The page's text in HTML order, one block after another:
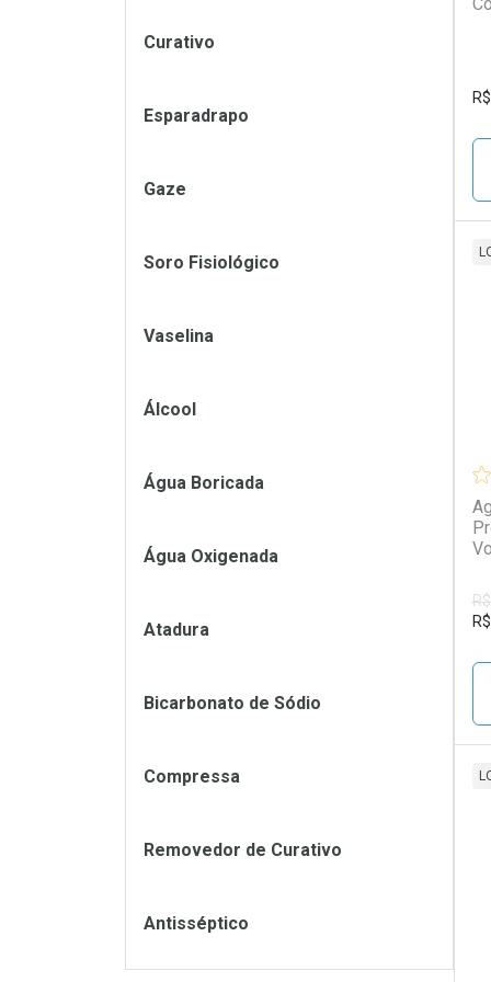
R$
R$
Filtros
Curativo
Esparadrapo
Gaze
Soro Fisiológico
Vaselina
Álcool
Água Boricada
Água Oxigenada
Atadura
Bicarbonato de Sódio
Compressa
Removedor de Curativo
Antisséptico